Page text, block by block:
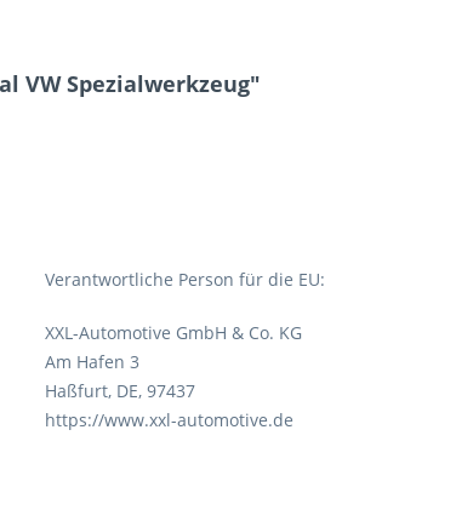
VW Spezialwerkzeug"
Verantwortliche Person für die EU:
XXL-Automotive GmbH & Co. KG
Am Hafen 3
Haßfurt, DE, 97437
https://www.xxl-automotive.de